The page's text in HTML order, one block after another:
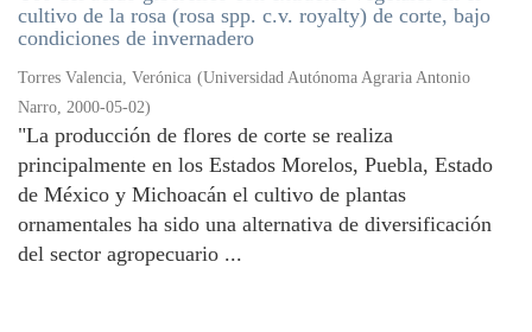
cultivo de la rosa (rosa spp. c.v. royalty) de corte, bajo
condiciones de invernadero
Torres Valencia, Verónica (Universidad Autónoma Agraria Antonio
Narro, 2000-05-02)
"La producción de flores de corte se realiza
principalmente en los Estados Morelos, Puebla, Estado
de México y Michoacán el cultivo de plantas
ornamentales ha sido una alternativa de diversificación
del sector agropecuario ...